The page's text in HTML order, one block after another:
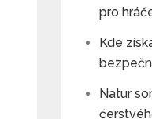
pro
Kde
Natur